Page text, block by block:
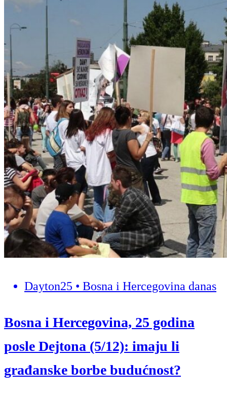
Dayton25 • Bosna i Hercegovina danas
Bosna i Hercegovina, 25 godina
posle Dejtona (5/12): imaju li
građanske borbe budućnost?